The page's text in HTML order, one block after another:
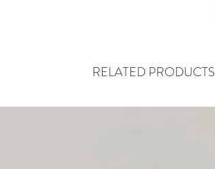
RELATED PRODUCTS